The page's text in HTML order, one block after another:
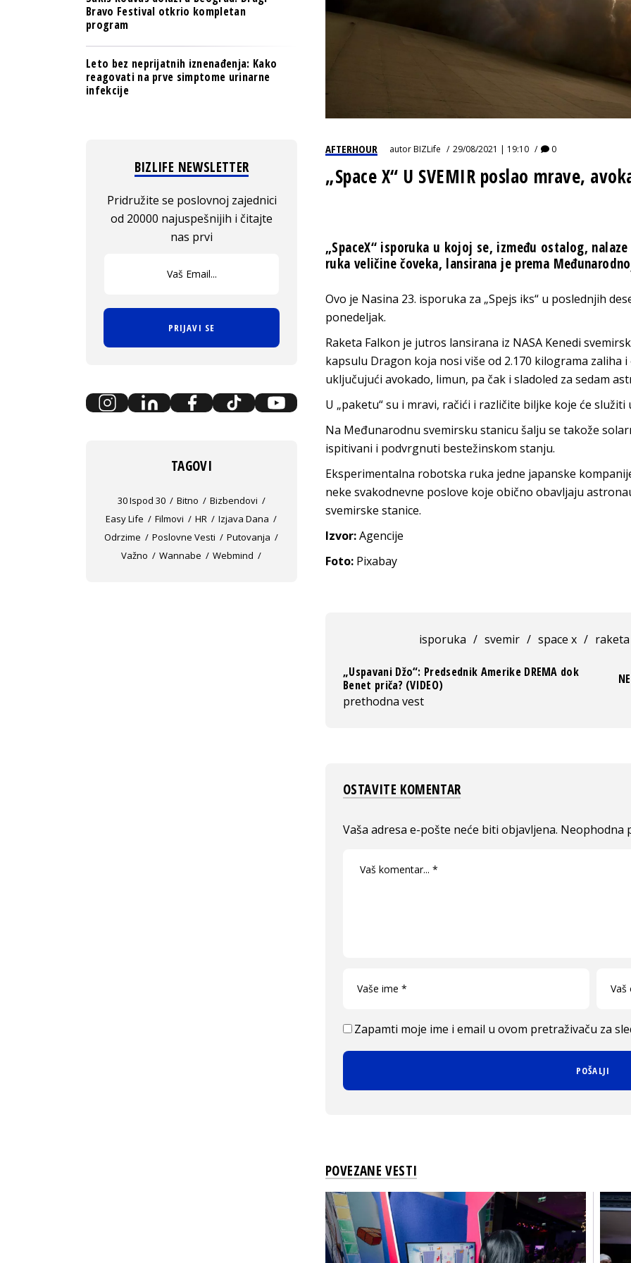
AFTERHOUR autorBIZLife 29/08/2021 | 19:10 0
„Space X“ U SVEMIR poslao mrave,
„SpaceX“ isporuka u kojoj se, između ostalog,
ruka veličine čoveka, lansirana je prema
Ovo je Nasina 23. isporuka za „Spejs iks“ u poslednjih
ponedeljak.
Raketa Falkon je jutros lansirana iz NASA Kenedi
kapsulu Dragon koja nosi više od 2.170 kilograma zaliha
uključujući avokado, limun, pa čak i sladoled za sedam
U „paketu“ su i mravi, račići i različite biljke koje će
Na Međunarodnu svemirsku stanicu šalju se takože
ispitivani i podvrgnuti bestežinskom stanju.
Eksperimentalna robotska ruka jedne japanske
neke svakodnevne poslove koje obično obavljaju
svemirske stanice.
Izvor:Agencije
Foto: Pixabay
isporuka / svemir / space x / raketa
„Uspavani Džo“: Predsednik Amerike DREMA dok
Benet priča? (VIDEO)
prethodna vest
OSTAVITE KOMENTAR
Vaša adresa e-pošte neće biti objavljena. Neophodna
Zapamti moje ime i email u ovom pretraživaču za
POVEZANE VESTI
Bravo Festival otkrio kompletan
program
Leto bez neprijatnih iznenađenja: Kako
reagovati na prve simptome urinarne
infekcije
BIZLIFE NEWSLETTER
Pridružite se poslovnoj zajednici
od 20000 najuspešnijih i čitajte
nas prvi
PRIJAVI SE
TAGOVI
30 Ispod 30 Bitno
Bizbendovi
Easy Life
Filmovi HR
Izjava Dana
Odrzime
Poslovne Vesti
Putovanja
Važno
Wannabe Webmind